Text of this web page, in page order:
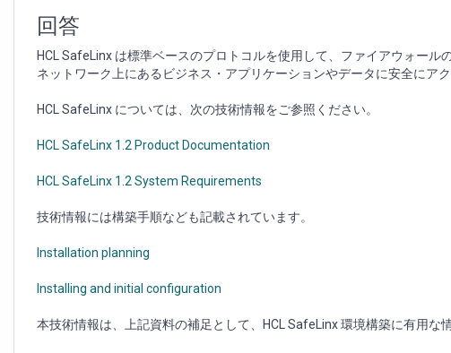
回答
HCL SafeLinx は標準ベースのプロトコルを使用して、ファイアウォー
ネットワーク上にあるビジネス・アプリケーションやデータに安全にア
HCL SafeLinx については、次の技術情報をご参照ください。
HCL SafeLinx 1.2 Product Documentation
HCL SafeLinx 1.2 System Requirements
技術情報には構築手順なども記載されています。
Installation planning
Installing and initial configuration
本技術情報は、上記資料の補足として、HCL SafeLinx 環境構築に有用な